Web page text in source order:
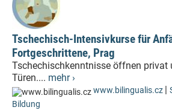
Tschechisch-Intensivkurse für
Fortgeschrittene, Prag
Tschechischkenntnisse öffnen privat
Türen.... mehr ›
www.bilingualis.cz |
Bildung